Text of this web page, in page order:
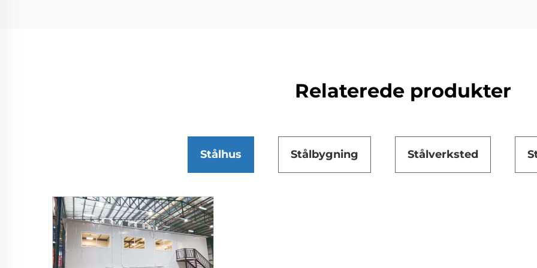
Relaterede produkter
Stålhus Stålbygning Stålverksted